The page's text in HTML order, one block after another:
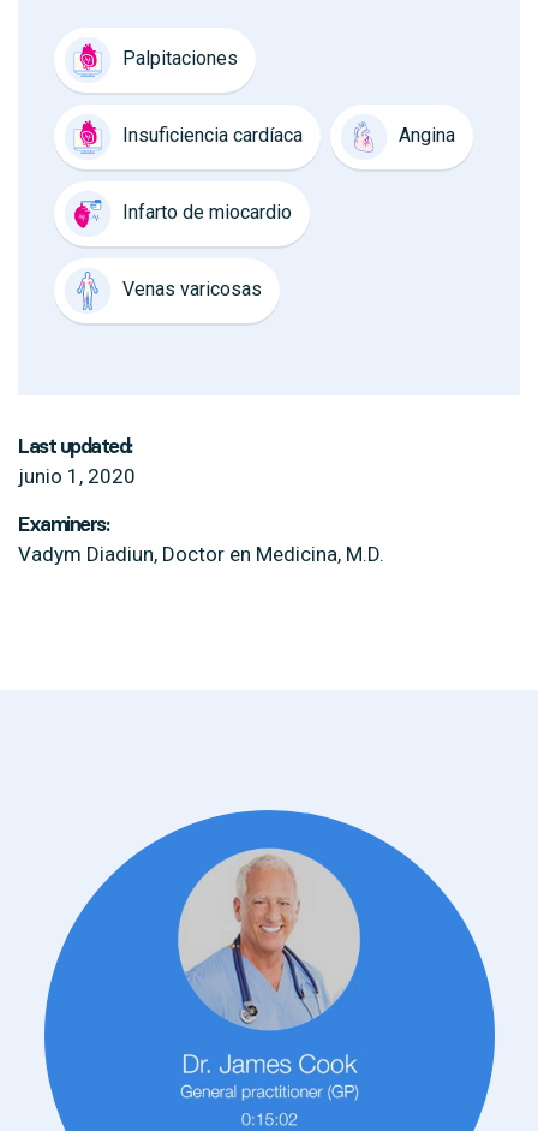
Palpitaciones
Insuficiencia cardíaca Angina
Infarto de miocardio
Venas varicosas
Last updated:
junio 1, 2020
Examiners:
Vadym Diadiun, Doctor en Medicina, M.D.